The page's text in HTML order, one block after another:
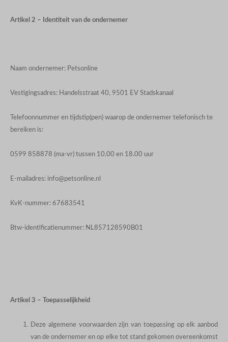
Artikel 2 – Identiteit van de ondernemer
Naam ondernemer: Petsonline
Vestigingsadres: Handelsstraat 40, 9501 EV Stadskanaal
Telefoonnummer en tijdstip(pen) waarop de ondernemer telefonisch te
bereiken is:
0599 858878 (ma-vr) tussen 10.00 en 18.00 uur
E-mailadres: info@petsonline.nl
KvK-nummer: 67683541
Btw-identificatienummer: NL857128590B01
Artikel 3 – Toepasselijkheid
Deze algemene voorwaarden zijn van toepassing op elk aanbod
van de ondernemer en op elke tot stand gekomen overeenkomst